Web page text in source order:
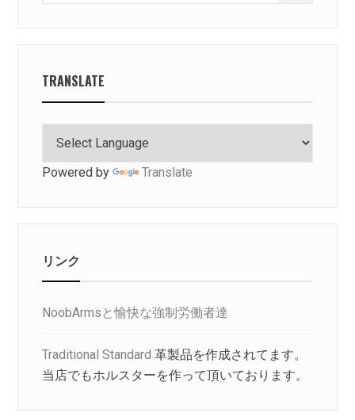
TRANSLATE
Powered by Translate
リンク
NoobArmsと愉快な強制労働者達
Traditional Standard 革製品を作成されてます。
当店でもホルスターを作って頂いております。